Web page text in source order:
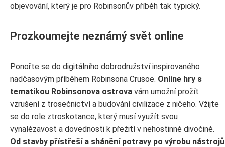
objevování, který je pro Robinsonův příběh tak typický.
Prozkoumejte neznámý svět online
Ponořte se do digitálního dobrodružství inspirovaného
nadčasovým příběhem Robinsona Crusoe. Online hry s
tematikou Robinsonova ostrova vám umožní prožít
vzrušení z trosečnictví a budování civilizace z ničeho. Vžijte
se do role ztroskotance, který musí využít svou
vynalézavost a dovednosti k přežití v nehostinné divočině.
Od stavby přístřeší a shánění potravy po výrobu nástrojů